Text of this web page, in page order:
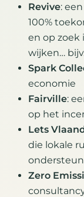
Revive:
100%
en op zoek
wijken…
Spark
economie
Fairville:
op het
Lets
die lokale
Zero